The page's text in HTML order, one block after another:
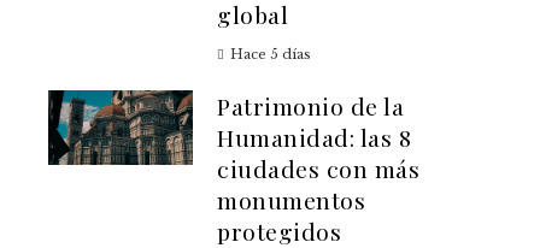
global
Hace 5 días
Patrimonio de la
Humanidad: las 8
ciudades con más
monumentos
protegidos